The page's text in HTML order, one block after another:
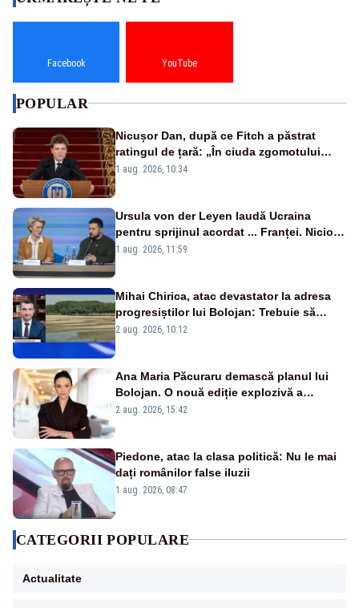
Facebook YouTube
POPULAR
Nicușor Dan, după ce Fitch a păstrat
ratingul de țară: „În ciuda zgomotului
politic, România funcționează”
1 aug. 2026, 10:34
Ursula von der Leyen laudă Ucraina
pentru sprijinul acordat ... Franței. Nicio
reacție privind ajutorul energetic promis
1 aug. 2026, 11:59
Mihai Chirica, atac devastator la adresa
progresiștilor lui Bolojan: Trebuie să
protejăm și natura, dar nu șținem omaneii
2 aug. 2026, 10:12
Ana Maria Păcuraru demască planul lui
Bolojan. O nouă ediție explozivă a
emisiunii „Miza Zilei” la Realitatea PLUS
2 aug. 2026, 15:42
Piedone, atac la clasa politică: Nu le mai
dați românilor false iluzii
1 aug. 2026, 08:47
CATEGORII POPULARE
Actualitate